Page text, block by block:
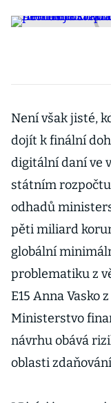
Není však jisté,
dojít k finální
digitální daní ve
státním
odhadů
pěti miliard
globální
problematiku z
E15 Anna Vasko
Ministerstvo
návrhu obává
oblasti